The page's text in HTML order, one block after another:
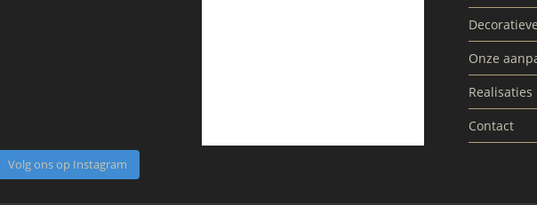
Volg ons op Instagram
Onze
Realisaties
Contact